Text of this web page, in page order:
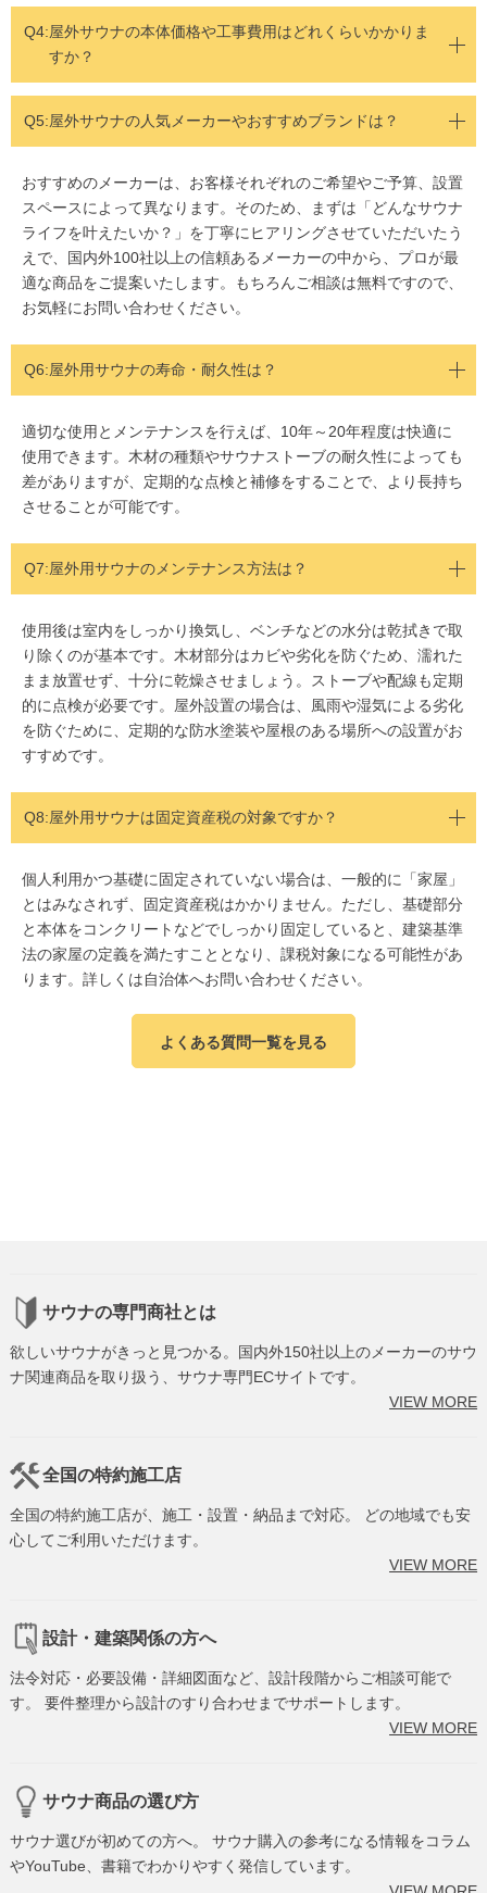
Q4:屋外サウナの本体価格や工事費用はどれくらいかかりま
すか？
Q5:屋外サウナの人気メーカーやおすすめブランドは？
おすすめのメーカーは、お客様それぞれのご希望やご予算、設置
スペースによって異なります。そのため、まずは「どんなサウナ
ライフを叶えたいか？」を丁寧にヒアリングさせていただいたう
えで、国内外100社以上の信頼あるメーカーの中から、プロが最
適な商品をご提案いたします。もちろんご相談は無料ですので、
お気軽にお問い合わせください。
Q6:屋外用サウナの寿命・耐久性は？
適切な使用とメンテナンスを行えば、10年～20年程度は快適に
使用できます。木材の種類やサウナストーブの耐久性によっても
差がありますが、定期的な点検と補修をすることで、より長持ち
させることが可能です。
Q7:屋外用サウナのメンテナンス方法は？
使用後は室内をしっかり換気し、ベンチなどの水分は乾拭きで取
り除くのが基本です。木材部分はカビや劣化を防ぐため、濡れた
まま放置せず、十分に乾燥させましょう。ストーブや配線も定期
的に点検が必要です。屋外設置の場合は、風雨や湿気による劣化
を防ぐために、定期的な防水塗装や屋根のある場所への設置がお
すすめです。
Q8:屋外用サウナは固定資産税の対象ですか？
個人利用かつ基礎に固定されていない場合は、一般的に「家屋」
とはみなされず、固定資産税はかかりません。ただし、基礎部分
と本体をコンクリートなどでしっかり固定していると、建築基準
法の家屋の定義を満たすこととなり、課税対象になる可能性があ
ります。詳しくは自治体へお問い合わせください。
よくある質問一覧を見る
サウナの専門商社とは
欲しいサウナがきっと見つかる。国内外150社以上のメーカーのサウ
ナ関連商品を取り扱う、サウナ専門ECサイトです。
VIEW MORE
全国の特約施工店
全国の特約施工店が、施工・設置・納品まで対応。 どの地域でも安
心してご利用いただけます。
VIEW MORE
設計・建築関係の方へ
法令対応・必要設備・詳細図面など、設計段階からご相談可能で
す。 要件整理から設計のすり合わせまでサポートします。
VIEW MORE
サウナ商品の選び方
サウナ選びが初めての方へ。 サウナ購入の参考になる情報をコラム
やYouTube、書籍でわかりやすく発信しています。